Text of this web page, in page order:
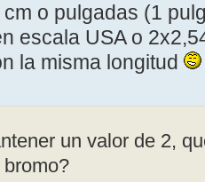
o pulgadas (1
escala USA o
la misma longitud
un valor de 2,